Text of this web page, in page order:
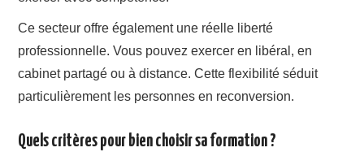
Ce secteur offre également une réelle liberté
professionnelle. Vous pouvez exercer en libéral, en
cabinet partagé ou à distance. Cette flexibilité séduit
particulièrement les personnes en reconversion.
Quels critères pour bien choisir sa formation ?